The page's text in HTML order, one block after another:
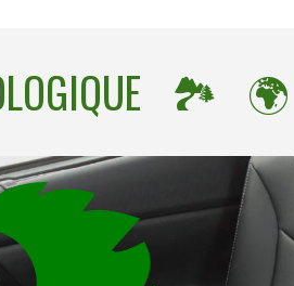
🏞 🌍